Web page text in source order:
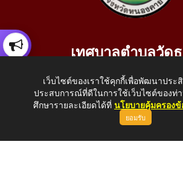
เทศบาลตำบลวัด
อ.เมือง จ.หนองคาย
โทรศัพท์: 042-414758 โทรสาร:
E-Mail:
เว็บไซต์ของเราใช้คุกกี้เพื่อพัฒนาประ
ประสบการณ์ที่ดีในการใช้เว็บไซต์ของท่
ศึกษารายละเอียดได้ที่ นโยบายคุ้มครอง
ยอมรับ